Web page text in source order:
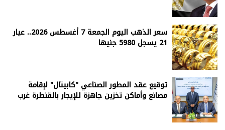
سعر الذهب اليوم الجمعة 7 أغسطس 2026.. عيار
21 يسجل 5980 جنيها
توقيع عقد المطور الصناعي "كابيتال" لإقامة
مصانع وأماكن تخزين جاهزة للإيجار بالقنطرة غرب